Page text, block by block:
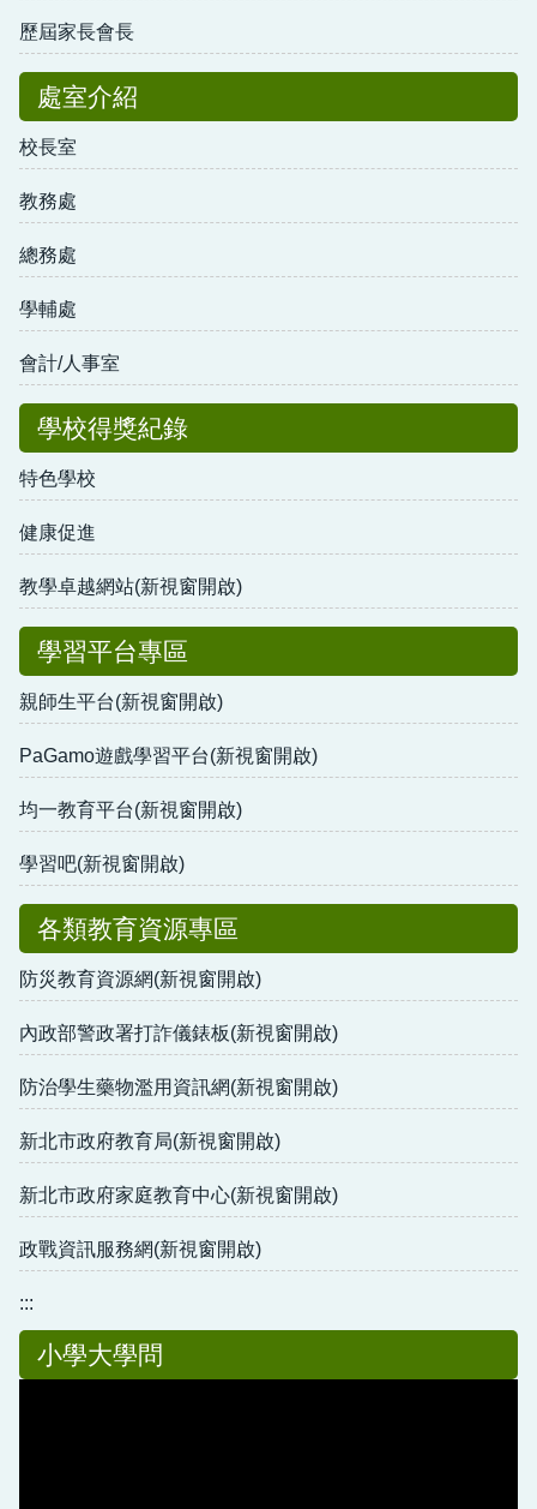
歷屆家長會長
處室介紹
校長室
教務處
總務處
學輔處
會計/人事室
學校得獎紀錄
特色學校
健康促進
教學卓越網站(新視窗開啟)
學習平台專區
親師生平台(新視窗開啟)
PaGamo遊戲學習平台(新視窗開啟)
均一教育平台(新視窗開啟)
學習吧(新視窗開啟)
各類教育資源專區
防災教育資源網(新視窗開啟)
內政部警政署打詐儀錶板(新視窗開啟)
防治學生藥物濫用資訊網(新視窗開啟)
新北市政府教育局(新視窗開啟)
新北市政府家庭教育中心(新視窗開啟)
政戰資訊服務網(新視窗開啟)
:::
小學大學問